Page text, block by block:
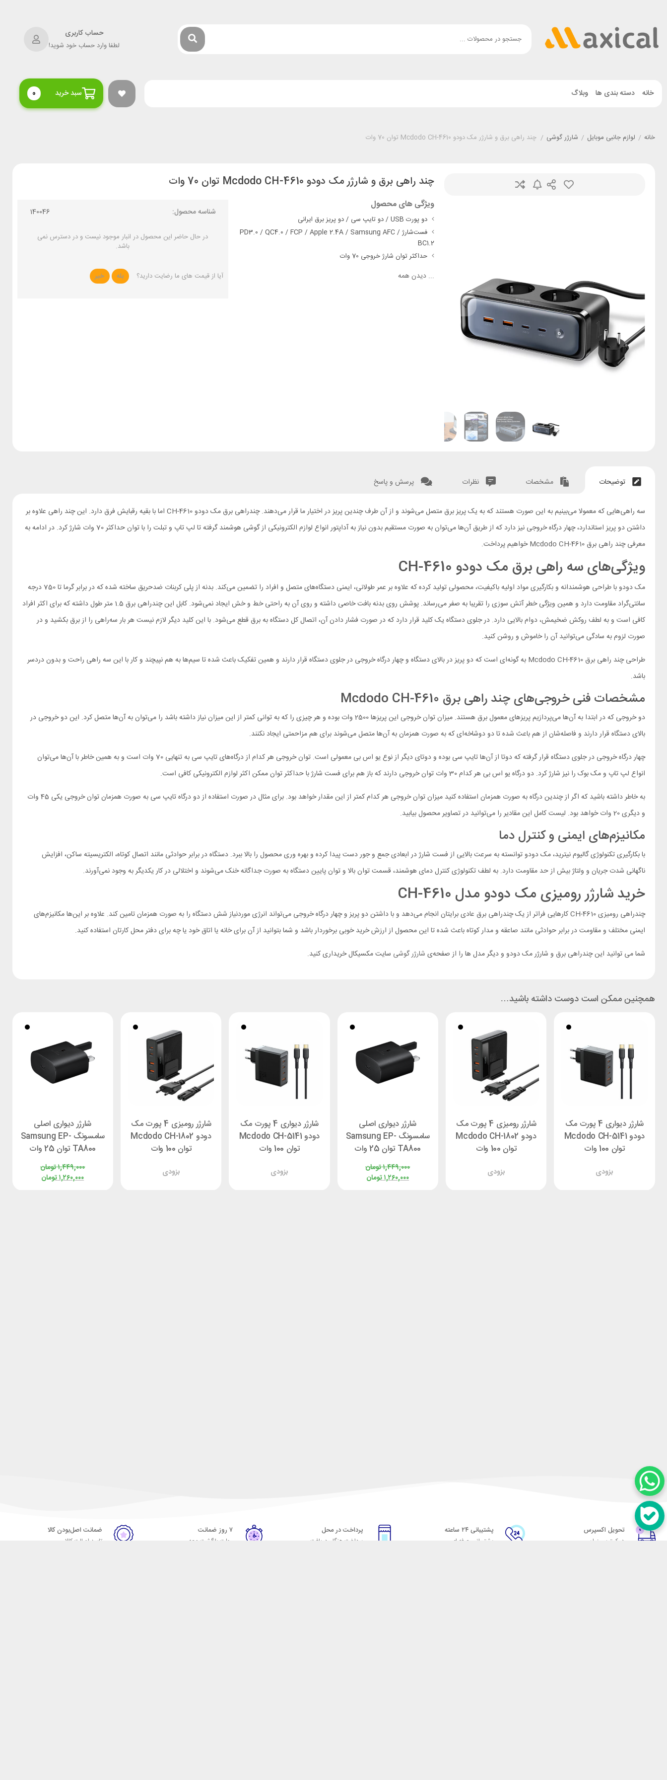
حساب کاربری
لطفا وارد حساب خود شوید!
خانه دسته بندی ها وبلاگ سبد خرید 0
خانه / لوازم جانبی موبایل / شارژر گوشی / چند راهی برق و شارژر مک دودو Mcdodo CH-4610 توان 70 وات
چند راهی برق و شارژر مک دودو Mcdodo CH-4610 توان 70 وات
ویژگی های محصول
دو پورت USB / دو تایپ سی / دو پریز برق ایرانی
فست‌شارژ PD3.0 / QC4.0 / FCP / Apple 2.4A / Samsung AFC /
BC1.2
حداکثر توان شارژ خروجی 70 وات
...دیدن همه
شناسه محصول: 140046
در حال حاضر این محصول در انبار موجود نیست و در دسترس نمی
باشد.
آیا از قیمت های ما رضایت دارید؟ بله خیر
توضیحات مشخصات نظرات پرسش و پاسخ
سه راهی‌هایی که معمولا می‌بینیم به این صورت هستند که به یک پریز برق متصل می‌شوند و از آن طرف چندین پریز در اختیار ما قرار می‌دهند. چندراهی برق مک دودو CH-4610 اما با بقیه رقبایش فرق دارد. این چند راهی علاوه بر
داشتن دو پریز استاندارد، چهار درگاه خروجی نیز دارد که از طریق آن‌ها می‌توان به صورت مستقیم بدون نیاز به آداپتور انواع لوازم الکترونیکی از گوشی هوشمند گرفته تا لپ تاپ و تبلت را با توان حداکثر 70 وات شارژ کرد. در ادامه به
معرفی چند راهی برق Mcdodo CH-4610 خواهیم پرداخت.
ویژگی‌های سه راهی برق مک دودو CH-4610
مک دودو با طراحی هوشمندانه و بکارگیری مواد اولیه باکیفیت، محصولی تولید کرده که علاوه بر عمر طولانی، ایمنی دستگاه‌های متصل و افراد را تضمین می‌کند. بدنه از پلی کربنات ضدحریق ساخته شده که در برابر گرما تا 750 درجه
سانتی‌گراد مقاومت دارد و همین ویژگی خطر آتش سوزی را تقریبا به صفر می‌رساند. پوشش روی بدنه بافت خاصی داشته و روی آن به راحتی خط و خش ایجاد نمی‌شود. کابل این چندراهی برق 1.5 متر طول داشته که برای اکثر افراد
کافی است و به لطف روکش ضخیمش، دوام بالایی دارد. در جلوی دستگاه یک کلید قرار دارد که در صورت فشار دادن آن، اتصال کل دستگاه به برق قطع می‌شود. با این کلید دیگر لازم نیست هر بار سه‌راهی را از برق بکشید و در
صورت لزوم به سادگی می‌توانید آن را خاموش و روشن کنید.
طراحی چند راهی برق Mcdodo CH-4610 به گونه‌ای است که دو پریز در بالای دستگاه و چهار درگاه خروجی در جلوی دستگاه قرار دارند و همین تفکیک باعث شده تا سیم‌ها به هم نپیچند و کار با این سه راهی راحت و بدون دردسر
باشد.
مشخصات فنی خروجی‌های چند راهی برق Mcdodo CH-4610
دو خروجی که در ابتدا به آن‌ها می‌پردازیم پریزهای معمول برق هستند. میزان توان خروجی این پریزها 2500 وات بوده و هر چیزی را که به توانی کمتر از این میزان نیاز داشته باشد را می‌توان به آن‌ها متصل کرد. این دو خروجی در
بالای دستگاه قرار دارند و فاصله‌شان از هم باعث شده تا دو دوشاخه‌ای که به صورت همزمان به آن‌ها متصل می‌شوند برای هم مزاحمتی ایجاد نکنند.
چهار درگاه خروجی در جلوی دستگاه قرار گرفته که دوتا از آن‌ها تایپ سی بوده و دوتای دیگر از نوع یو اس بی معمولی است. توان خروجی هر کدام از درگاه‌های تایپ سی به تنهایی 70 وات است و به همین خاطر با آن‌ها می‌توان
انواع لپ تاپ و مک بوک را نیز شارژ کرد. دو درگاه یو اس بی هر کدام 30 وات توان خروجی دارند که باز هم برای فست شارژ با حداکثر توان ممکن اکثر لوازم الکترونیکی کافی است.
به خاطر داشته باشید که اگر از چندین درگاه به صورت همزمان استفاده کنید میزان توان خروجی هر کدام کمتر از این مقدار خواهد بود. برای مثال در صورت استفاده از دو درگاه تایپ سی به صورت همزمان توان خروجی یکی 45 وات
و دیگری 20 وات خواهد بود. لیست کامل این مقادیر را می‌توانید در تصاویر محصول بیابید.
مکانیزم‌های ایمنی و کنترل دما
با بکارگیری تکنولوژی گالیوم نیترید، مک دودو توانسته به سرعت بالایی از فست شارژ در ابعادی جمع و جور دست پیدا کرده و بهره وری محصول را بالا ببرد. دستگاه در برابر حوادثی مانند اتصال کوتاه، الکتریسیته ساکن، افزایش
ناگهانی شدت جریان و ولتاژ بیش از حد مقاومت دارد. به لطف تکنولوژی کنترل دمای هوشمند، قسمت توان بالا و توان پایین دستگاه به صورت جداگانه خنک می‌شوند و اختلالی در کار یکدیگر به وجود نمی‌آورند.
خرید شارژر رومیزی مک دودو مدل CH-4610
چندراهی رومیزی CH-4610 کارهایی فراتر از یک چندراهی برق عادی برایتان انجام می‌دهد و با داشتن دو پریز و چهار درگاه خروجی می‌تواند انرژی موردنیاز شش دستگاه را به صورت همزمان تامین کند. علاوه بر این‌ها مکانیزم‌های
ایمنی مختلف و مقاومت در برابر حوادثی مانند صاعقه و مدار کوتاه باعث شده تا این محصول از ارزش خرید خوبی برخوردار باشد و شما بتوانید از آن برای خانه یا اتاق خود یا چه برای دفتر محل کارتان استفاده کنید.
شما می توانید این چندراهی برق و شارژر مک دودو و دیگر مدل ها را از صفحه‌ی شارژر گوشی سایت مکسیکال خریداری کنید.
همچنین ممکن است دوست داشته باشید…
شارژر دیواری 4 پورت مک
دودو Mcdodo CH-5141
توان 100 وات
بزودی
شارژر رومیزی 4 پورت مک
دودو Mcdodo CH-1802
توان 100 وات
بزودی
شارژر دیواری اصلی
سامسونگ Samsung EP-
TA800 توان 25 وات
تومان۱,۴۴۹,۰۰۰
تومان۱,۲۶۰,۰۰۰
شارژر دیواری 4 پورت مک
دودو Mcdodo CH-5141
توان 100 وات
بزودی
شارژر رومیزی 4 پورت مک
دودو Mcdodo CH-1802
توان 100 وات
بزودی
شارژر دیواری اصلی
سامسونگ Samsung EP-
TA800 توان 25 وات
تومان۱,۴۴۹,۰۰۰
تومان۱,۲۶۰,۰۰۰
تحویل اکسپرس
در کمترین زمان
پشتیبانی ۲۴ ساعته
پشتیبانی حرفه ای
پرداخت در محل
پرداخت هنگام دریافت
۷ روز ضمانت
مهلت بازگشت وجه
ضمانت اصل‌بودن کالا
تایید اصالت کالا